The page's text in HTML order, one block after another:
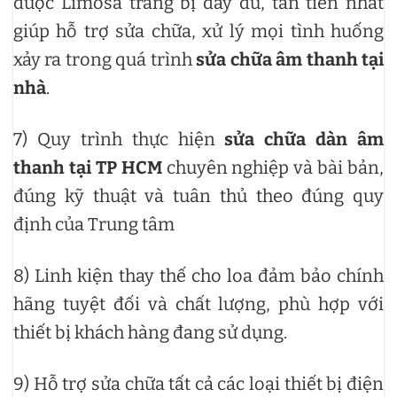
giúp hỗ trợ sửa chữa, xử lý mọi tình huống
xảy ra trong quá trìnhsửa chữa âm thanh tại
nhà.
7) Quy trình thực hiệnsửa chữa dàn âm
thanh tại TP HCMchuyên nghiệp và bài bản,
đúng kỹ thuật và tuân thủ theo đúng quy
định của Trung tâm
8) Linh kiện thay thế cho loa đảm bảo chính
hãng tuyệt đối và chất lượng, phù hợp với
thiết bị khách hàng đang sử dụng.
9) Hỗ trợ sửa chữa tất cả các loại thiết bị điện